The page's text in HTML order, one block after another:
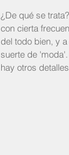
¿De qué se
con cierta
del todo bien, y
suerte de
hay otros